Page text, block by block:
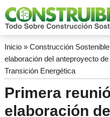
Inicio» Construcción Sostenible
elaboración del anteproyecto
Transición Energética
Primera
elaboración